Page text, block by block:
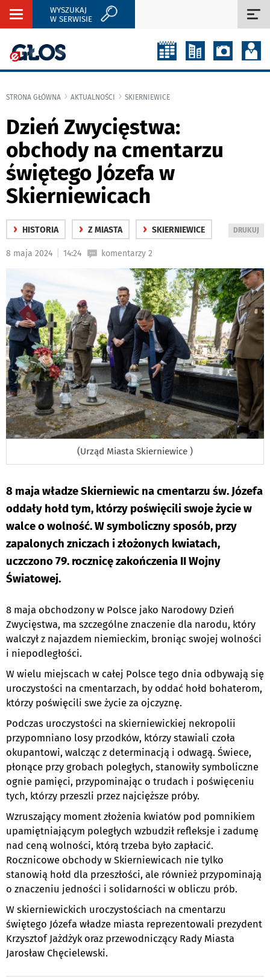
Rozwiń
WYSZUKAJ
W SERWISIE
STRONA GŁÓWNA AKTUALNOŚCI SKIERNIEWICE
Dzień Zwycięstwa:
obchody na cmentarzu
świętego Józefa w
Skierniewicach
› HISTORIA › Z MIASTA › SKIERNIEWICE
WYDRUKUJ
DRUKUJ
8 maja 2024 14:24 komentarzy 2
(Urząd Miasta Skierniewice )
8 maja władze Skierniewic na cmentarzu św. Józefa
oddały hołd tym, którzy poświęcili swoje życie w
walce o wolność. W symboliczny sposób, przy
zapalonych zniczach i złożonych kwiatach,
uczczono 79. rocznicę zakończenia II Wojny
Światowej.
8 maja obchodzony w Polsce jako Narodowy Dzień
Zwycięstwa, ma szczególne znaczenie dla narodu, który
walczył z najazdem niemieckim, broniąc swojej wolności
i niepodległości.
W wielu miejscach w całej Polsce tego dnia odbywają się
uroczystości na cmentarzach, by oddać hołd bohaterom,
którzy poświęcili swe życie za ojczyznę.
Podczas uroczystości na skierniewickiej nekropolii
przypomniano losy przodków, którzy stawiali czoła
okupantowi, walcząc z determinacją i odwagą. Świece,
płonące przy grobach poległych, stanowiły symboliczne
ognie pamięci, przypominając o trudach i poświęceniu
tych, którzy przeszli przez najcięższe próby.
Wzruszający moment złożenia kwiatów pod pomnikiem
upamiętniającym poległych wzbudził refleksje i zadumę
nad ceną wolności, którą trzeba było zapłacić.
Rocznicowe obchody w Skierniewicach nie tylko
stanowią hołd dla przeszłości, ale również przypominają
o znaczeniu jedności i solidarności w obliczu prób.
W skierniewickich uroczystościach na cmentarzu
świętego Józefa władze miasta reprezentowali prezydent
Krzysztof Jażdżyk oraz przewodniczący Rady Miasta
Jarosław Chęcielewski.